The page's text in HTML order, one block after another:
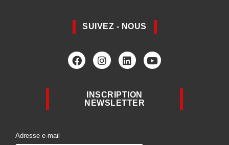
SUIVEZ - NOUS
INSCRIPTION
NEWSLETTER
Adresse e-mail